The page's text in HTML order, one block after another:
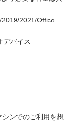
2021/Office
デバイス
ンでのご利用を想